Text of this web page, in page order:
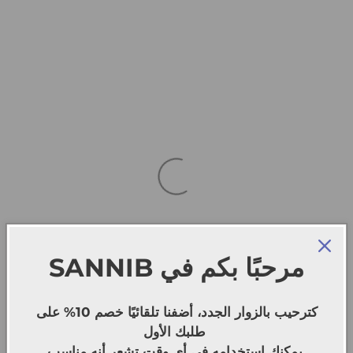
SANNIB
كترحيب بالزوار الجدد، أضفنا تلقائيًا خصم 10% على